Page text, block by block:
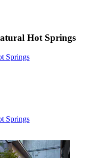
Hot Springs
Springs
Springs